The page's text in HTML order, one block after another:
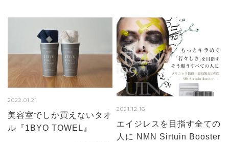
2022.01.21
美容室でしか買えないタオ
ル『1BYO TOWEL』
2021.12.16
エイジレスを目指す全ての
人に NMN Sirtuin Booster